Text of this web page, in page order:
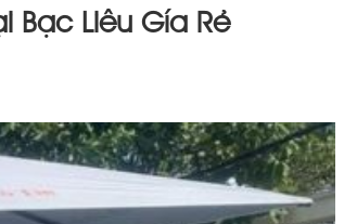
Bạc Liêu Gía Rẻ